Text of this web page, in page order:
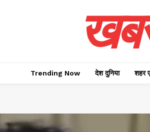
Trending Now देश दुनिया शहर